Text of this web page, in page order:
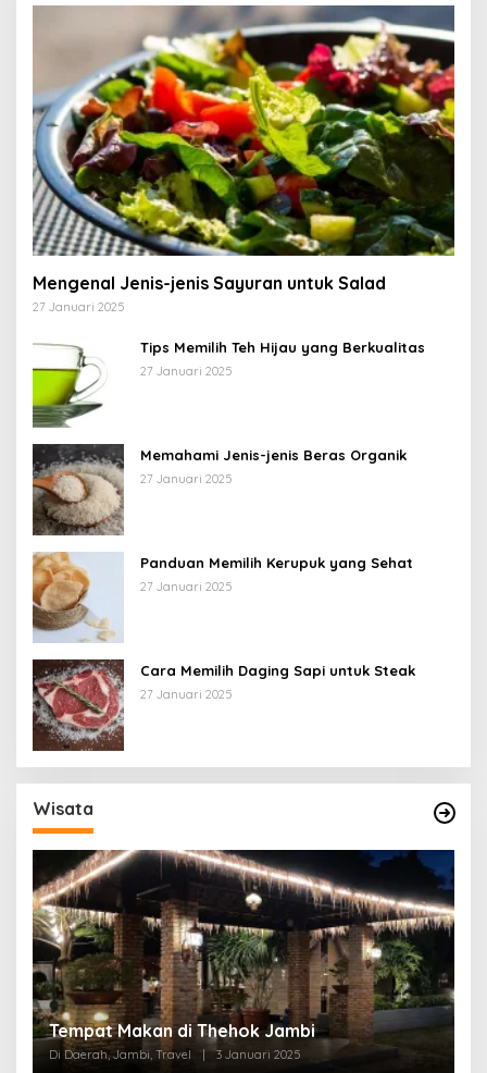
Mengenal Jenis-jenis Sayuran untuk Salad
27 Januari 2025
Tips Memilih Teh Hijau yang Berkualitas
27 Januari 2025
Memahami Jenis-jenis Beras Organik
27 Januari 2025
Panduan Memilih Kerupuk yang Sehat
27 Januari 2025
Cara Memilih Daging Sapi untuk Steak
27 Januari 2025
Wisata
Tempat Makan di Thehok Jambi
Di Daerah, Jambi, Travel 3 Januari 2025